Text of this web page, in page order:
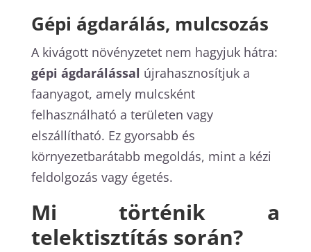
Gépi ágdarálás, mulcsozás
A kivágott növényzetet nem hagyjuk hátra:
gépi ágdarálással újrahasznosítjuk a
faanyagot, amely mulcsként
felhasználható a területen vagy
elszállítható. Ez gyorsabb és
környezetbarátabb megoldás, mint a kézi
feldolgozás vagy égetés.
Mi történik a
telektisztítás során?